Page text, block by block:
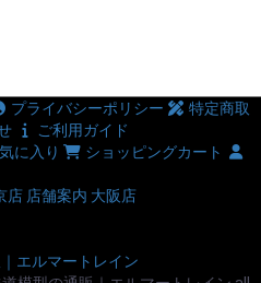
プライバシーポリシー
特定商取
ご利用ガイド
に入り
ショッピングカート
店 店舗案内 大阪店
エルマートレイン